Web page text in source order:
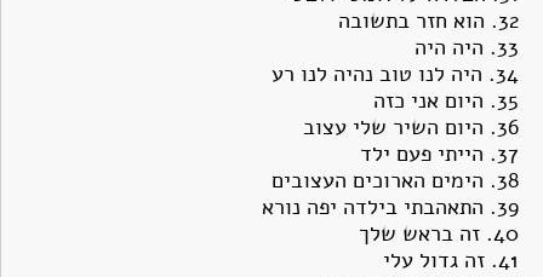
32. הוא חזר בתשובה
33. היה היה
34. היה לנו טוב נהיה לנו רע
35. היום אני כזה
36. היום השיר שלי עצוב
37. הייתי פעם ילד
38. הימים הארוכים העצובים
39. התאהבתי בילדה יפה נורא
40. זה בראש שלך
41. זה גדול עלי